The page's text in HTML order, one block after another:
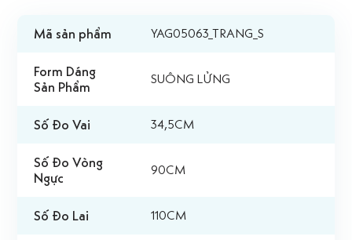
Mã sản phẩm YAG05063_TRANG_S
Form Dáng
Sản Phẩm
SUÔNG LỬNG
Số Đo Vai 34,5CM
Số Đo Vòng
Ngực
90CM
Số Đo Lai 110CM